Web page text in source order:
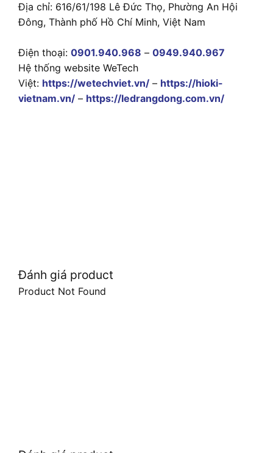
Địa chỉ: 616/61/198 Lê Đức Thọ, Phường An Hội
Đông, Thành phố Hồ Chí Minh, Việt Nam
Điện thoại: 0901.940.968 – 0949.940.967
Hệ thống website WeTech
Việt: https://wetechviet.vn/ – https://hioki-
vietnam.vn/ – https://ledrangdong.com.vn/
Đánh giá product
Product Not Found